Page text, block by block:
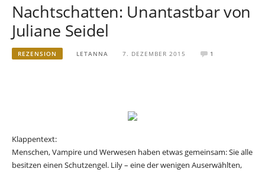
Nachtschatten: Unantastbar von
Juliane Seidel
REZENSION LETANNA 7. DEZEMBER 2015 1
Klappentext:
Menschen, Vampire und Werwesen haben etwas gemeinsam: Sie alle
besitzen einen Schutzengel. Lily – eine der wenigen Auserwählten,